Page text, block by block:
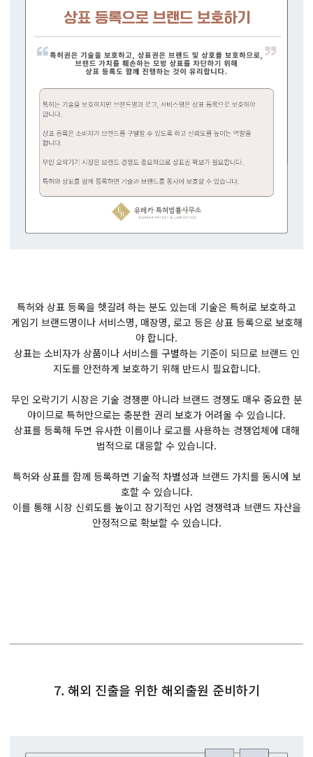
특허와 상표 등록을 헷갈려 하는 분도 있는데 기술은 특허로 보호하고
게임기 브랜드명이나 서비스명, 매장명, 로고 등은 상표 등록으로 보호해
야 합니다.
상표는 소비자가 상품이나 서비스를 구별하는 기준이 되므로 브랜드 인
지도를 안전하게 보호하기 위해 반드시 필요합니다.
무인 오락기기 시장은 기술 경쟁뿐 아니라 브랜드 경쟁도 매우 중요한 분
야이므로 특허만으로는 충분한 권리 보호가 어려울 수 있습니다.
상표를 등록해 두면 유사한 이름이나 로고를 사용하는 경쟁업체에 대해
법적으로 대응할 수 있습니다.
특허와 상표를 함께 등록하면 기술적 차별성과 브랜드 가치를 동시에 보
호할 수 있습니다.
이를 통해 시장 신뢰도를 높이고 장기적인 사업 경쟁력과 브랜드 자산을
안정적으로 확보할 수 있습니다.
7. 해외 진출을 위한 해외출원 준비하기